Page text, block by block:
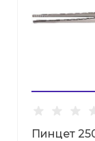
Пинцет